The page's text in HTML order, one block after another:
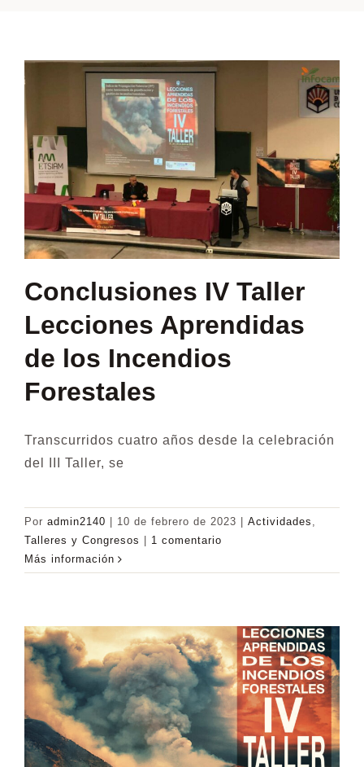
Divulgación
Contacto
Conclusiones IV Taller
Lecciones Aprendidas
de los Incendios
Forestales
Transcurridos cuatro años desde la celebración
del III Taller, se
Por admin2140 10 de febrero de 2023 Actividades ,
Talleres y Congresos
1 comentario
Más información